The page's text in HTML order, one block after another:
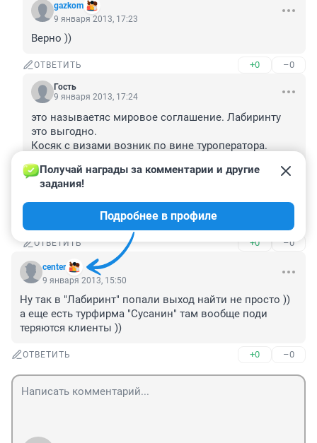
gazkom
9 января 2013, 17:23
Верно ))
ОТВЕТИТЬ +0 –0
Гость
9 января 2013, 17:24
это называетяс мировое соглашение. Лабиринту
это выгодно.
Косяк с визами возник по вине туроператора.
объективно. Моральные иски будут куда уж больше
50%. Поэтому туроператор как бы решает вопрос до
суда. В целом разумно. Пойдут ли туристы на
компромисс или быка будут включать?
ОТВЕТИТЬ +0 –0
center
Получай награды за комментарии и другие
задания!
Подробнее в профиле
9 января 2013, 15:50
Ну так в "Лабиринт" попали выход найти не просто ))
а еще есть турфирма "Сусанин" там вообще поди
теряются клиенты ))
ОТВЕТИТЬ +0 –0